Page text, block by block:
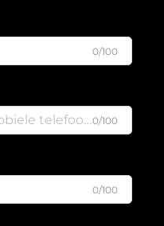
0/100
0/100
0/100